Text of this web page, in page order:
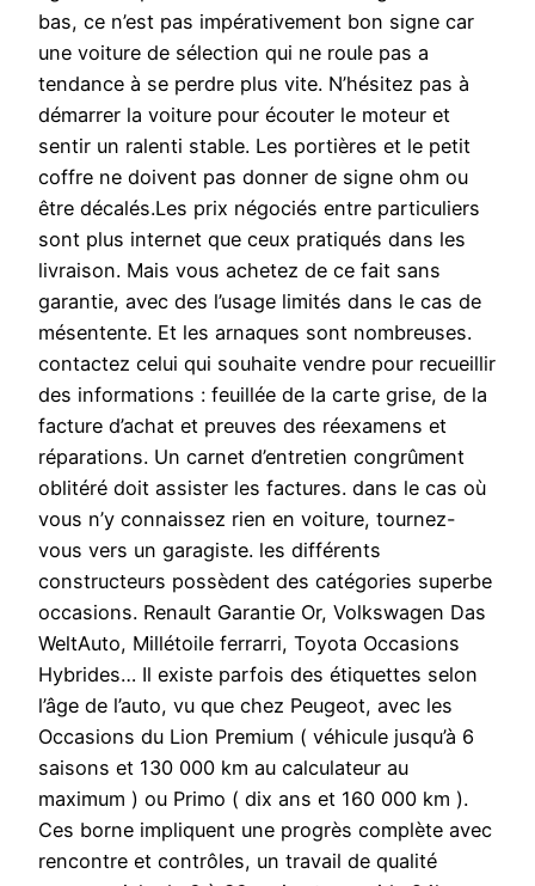
bas, ce n’est pas impérativement bon signe car
une voiture de sélection qui ne roule pas a
tendance à se perdre plus vite. N’hésitez pas à
démarrer la voiture pour écouter le moteur et
sentir un ralenti stable. Les portières et le petit
coffre ne doivent pas donner de signe ohm ou
être décalés.Les prix négociés entre particuliers
sont plus internet que ceux pratiqués dans les
livraison. Mais vous achetez de ce fait sans
garantie, avec des l’usage limités dans le cas de
mésentente. Et les arnaques sont nombreuses.
contactez celui qui souhaite vendre pour recueillir
des informations : feuillée de la carte grise, de la
facture d’achat et preuves des réexamens et
réparations. Un carnet d’entretien congrûment
oblitéré doit assister les factures. dans le cas où
vous n’y connaissez rien en voiture, tournez-
vous vers un garagiste. les différents
constructeurs possèdent des catégories superbe
occasions. Renault Garantie Or, Volkswagen Das
WeltAuto, Millétoile ferrarri, Toyota Occasions
Hybrides… Il existe parfois des étiquettes selon
l’âge de l’auto, vu que chez Peugeot, avec les
Occasions du Lion Premium ( véhicule jusqu’à 6
saisons et 130 000 km au calculateur au
maximum ) ou Primo ( dix ans et 160 000 km ).
Ces borne impliquent une progrès complète avec
rencontre et contrôles, un travail de qualité